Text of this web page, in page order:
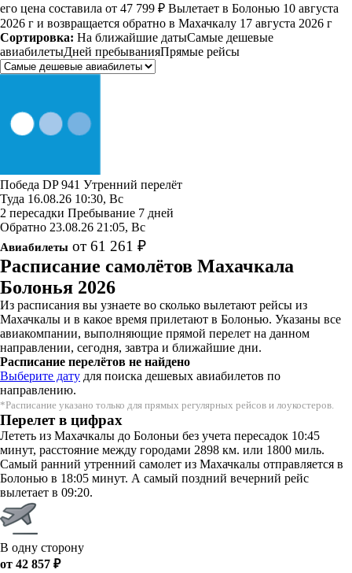
его цена составила от 47 799 ₽ Вылетает в Болонью 10 августа
2026 г и возвращается обратно в Махачкалу 17 августа 2026 г
Сортировка: На ближайшие датыСамые дешевые
авиабилетыДней пребыванияПрямые рейсы
Победа DP 941 Утренний перелёт
Туда 16.08.26 10:30, Вс
2 пересадки Пребывание 7 дней
Обратно 23.08.26 21:05, Вс
Авиабилеты от 61 261 ₽
Расписание самолётов Махачкала
Болонья 2026
Из расписания вы узнаете во сколько вылетают рейсы из
Махачкалы и в какое время прилетают в Болонью. Указаны все
авиакомпании, выполняющие прямой перелет на данном
направлении, сегодня, завтра и ближайшие дни.
Расписание перелётов не найдено
Выберите дату для поиска дешевых авиабилетов по
направлению.
*Расписание указано только для прямых регулярных рейсов и лоукостеров.
Перелет в цифрах
Лететь из Махачкалы до Болоньи без учета пересадок 10:45
минут, расстояние между городами 2898 км. или 1800 миль.
Самый ранний утренний самолет из Махачкалы отправляется в
Болонью в 18:05 минут. А самый поздний вечерний рейс
вылетает в 09:20.
В одну сторону
от 42 857 ₽